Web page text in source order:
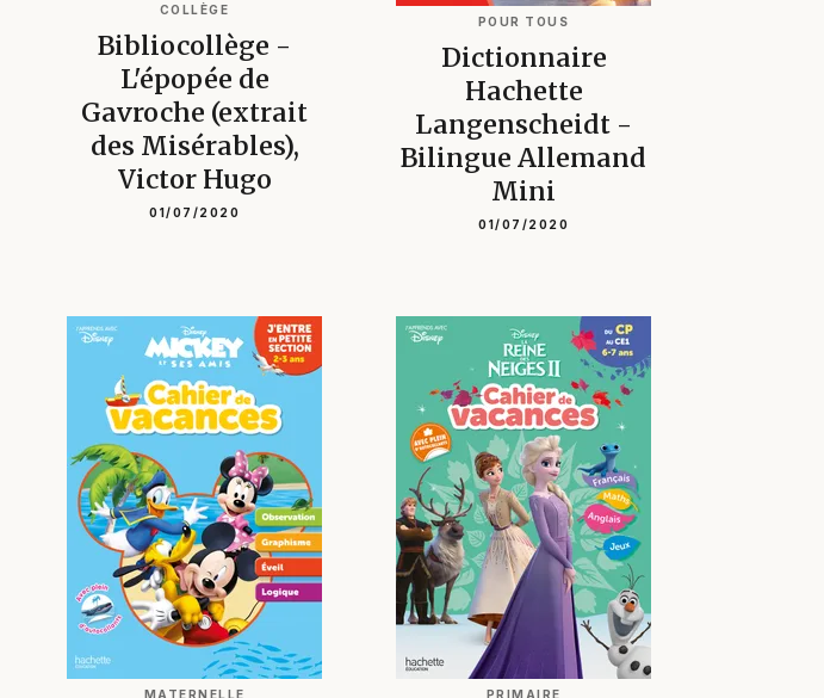
COLLÈGE
Bibliocollège -
L'épopée de
Gavroche (extrait
des Misérables),
Victor Hugo
01/07/2020
POUR TOUS
Dictionnaire
Hachette
Langenscheidt -
Bilingue Allemand
Mini
01/07/2020
MATERNELLE PRIMAIRE